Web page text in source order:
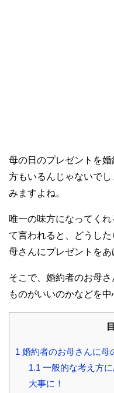
母の日のプレゼントを
方もいるんじゃないで
みますよね。
唯一の味方になってく
て言われると、どうし
母さんにプレゼントをあ
そこで、婚約者のお母
ものがいいのかなどを中
1 婚約者のお母さんに母
1.1 一般的な考え方
大事に！